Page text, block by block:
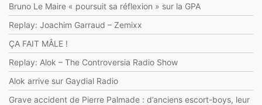
Bruno Le Maire « poursuit sa réflexion » sur la GPA
Replay: Joachim Garraud – Zemixx
ÇA FAIT MÂLE !
Replay: Alok – The Controversia Radio Show
Alok arrive sur Gaydial Radio
Grave accident de Pierre Palmade : d’anciens escort-boys, leur